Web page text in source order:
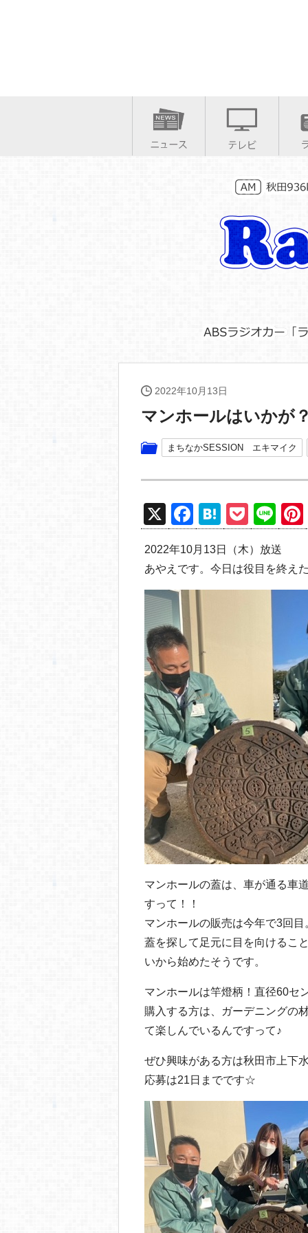
2022年10月13日
マンホールはいかが
まちなかSESSION エキマイク
X
F
a
c
e
b
o
o
k
H
at
e
n
P
o
ck
et
Li
n
e
2022年10月13日（木）放送
あやえです。今日は役目を終え
マンホールの蓋は、車が通る車
すって！！
マンホールの販売は今年で3回目
蓋を探して足元に目を向けるこ
いから始めたそうです。
マンホールは竿燈柄！直径60セ
購入する方は、ガーデニングの
て楽しんでいるんですって♪
ぜひ興味がある方は秋田市上下
応募は21日までです☆